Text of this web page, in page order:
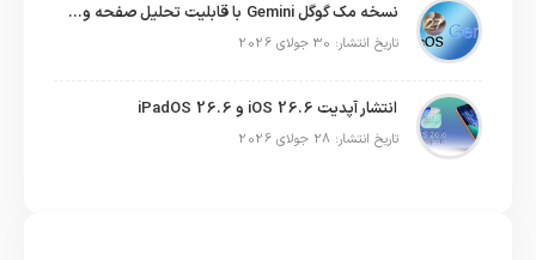
نسخه مک گوگل Gemini با قابلیت تحلیل صفحه و دستورات صوتی در به‌روزرسانی جدید
تاریخ انتشار: 30 جولای 2026
انتشار آپدیت iOS 26.6 و iPadOS 26.6
تاریخ انتشار: 28 جولای 2026